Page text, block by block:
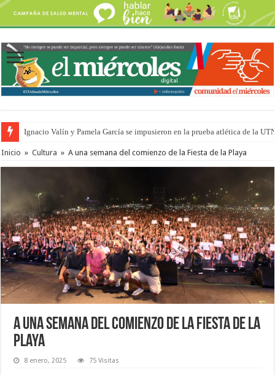
Ignacio Valín y Pamela García se impusieron en la prueba atlética de la
Inicio » Cultura » A una semana del comienzo de la Fiesta de la Playa
A una semana del comienzo de la Fiesta de la
Playa
8 enero, 2025 75 Visitas